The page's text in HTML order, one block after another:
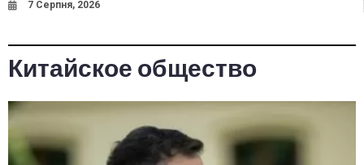
7 Серпня, 2026
Китайское общество